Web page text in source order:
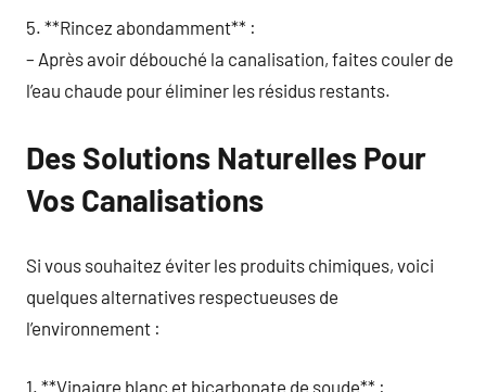
5. **Rincez abondamment** :
– Après avoir débouché la canalisation, faites couler de
l’eau chaude pour éliminer les résidus restants.
Des Solutions Naturelles Pour
Vos Canalisations
Si vous souhaitez éviter les produits chimiques, voici
quelques alternatives respectueuses de
l’environnement :
1. **Vinaigre blanc et bicarbonate de soude** :